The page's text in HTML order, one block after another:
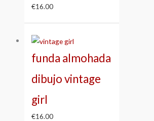
€16.00
funda almohada
dibujo vintage
girl
€16.00